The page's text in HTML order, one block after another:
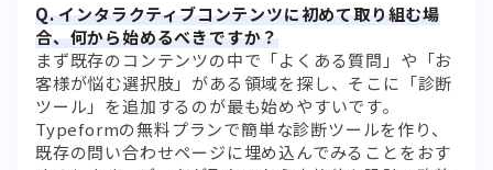
Q. インタラクティブコンテンツに初めて取り組む場
合、何から始めるべきですか？
まず既存のコンテンツの中で「よくある質問」や「お
客様が悩む選択肢」がある領域を探し、そこに「診断
ツール」を追加するのが最も始めやすいです。
Typeformの無料プランで簡単な診断ツールを作り、
既存の問い合わせページに埋め込んでみることをおす